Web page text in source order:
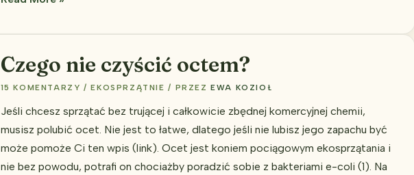
pokoju
alergika?
Poznaj
błędy
których
nikt
nie
Czego nie czyścić octem?
15 KOMENTARZY /EKOSPRZĄTNIE / PRZEZEWA KOZIOŁ
Jeśli chcesz sprzątać bez trującej i całkowicie zbędnej komercyjnej chemii,
musisz polubić ocet. Nie jest to łatwe, dlatego jeśli nie lubisz jego zapachu być
może pomoże Ci ten wpis (link). Ocet jest koniem pociągowym ekosprzątania i
nie bez powodu, potrafi on chociażby poradzić sobie z bakteriami e-coli (1). Na